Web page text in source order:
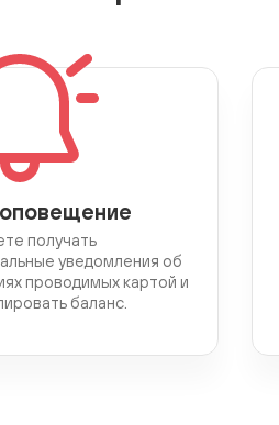
получать
уведомления об
проводимых картой и
баланс.